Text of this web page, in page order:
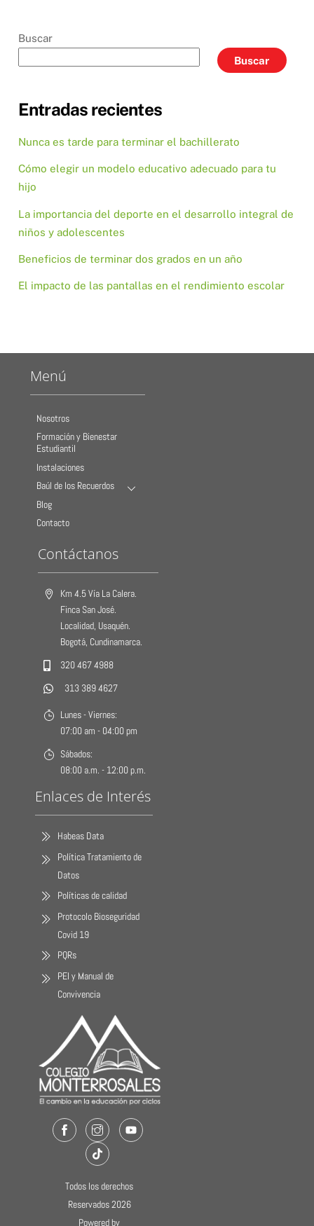
Buscar
Buscar
Entradas recientes
Nunca es tarde para terminar el bachillerato
Cómo elegir un modelo educativo adecuado para tu
hijo
La importancia del deporte en el desarrollo integral de
niños y adolescentes
Beneficios de terminar dos grados en un año
El impacto de las pantallas en el rendimiento escolar
Menú
Nosotros
Formación y Bienestar
Estudiantil
Instalaciones
Baúl de los Recuerdos
Blog
Contacto
Contáctanos
Km 4.5 Vía La Calera.
Finca San José.
Localidad, Usaquén.
Bogotá, Cundinamarca.
320 467 4988
313 389 4627
Lunes - Viernes:
07:00 am - 04:00 pm
Sábados:
08:00 a.m. - 12:00 p.m.
Enlaces de Interés
Habeas Data
Política Tratamiento de
Datos
Políticas de calidad
Protocolo Bioseguridad
Covid 19
PQRs
PEI y Manual de
Convivencia
FacebookInstagramYoutube
TikTok
Todos los derechos
Reservados 2026
Powered by